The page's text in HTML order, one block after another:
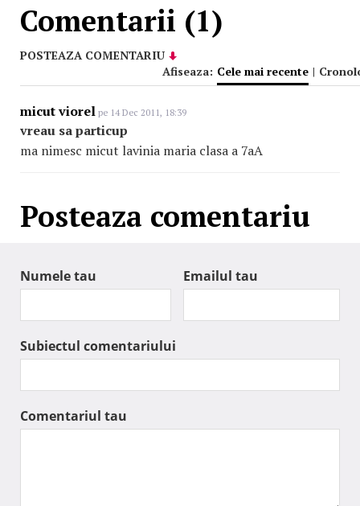
Comentarii (1)
POSTEAZA COMENTARIU
Afiseaza: Cele mai recente |
micut viorel pe 14 Dec 2011, 18:39
vreau sa particup
ma nimesc micut lavinia maria clasa a 7aA
Posteaza comentariu
Numele tau Emailul tau
Subiectul comentariului
Comentariul tau